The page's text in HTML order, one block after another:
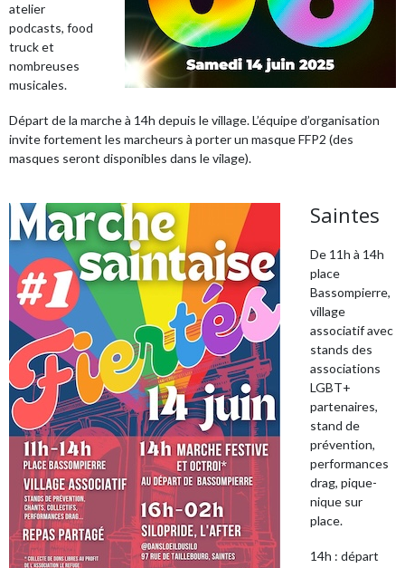
atelier
podcasts, food
truck et
nombreuses
musicales.
Départ de la marche à 14h depuis le village. L’équipe d’organisation
invite fortement les marcheurs à porter un masque FFP2 (des
masques seront disponibles dans le vilage).
Saintes
De 11h à 14h
place
Bassompierre,
village
associatif avec
stands des
associations
LGBT+
partenaires,
stand de
prévention,
performances
drag, pique-
nique sur
place.
14h : départ